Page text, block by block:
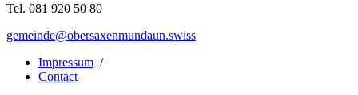
Tel. 081 920 50 80
gemeinde@obersaxenmundaun.swiss
Impressum /
Contact